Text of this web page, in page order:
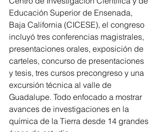
Educación Superior de Ensenada,
Baja California (CICESE), el congreso
incluyó tres conferencias magistrales,
presentaciones orales, exposición de
carteles, concurso de presentaciones
y tesis, tres cursos precongreso y una
excursión técnica al valle de
Guadalupe. Todo enfocado a mostrar
avances de investigaciones en la
química de la Tierra desde 14 grandes